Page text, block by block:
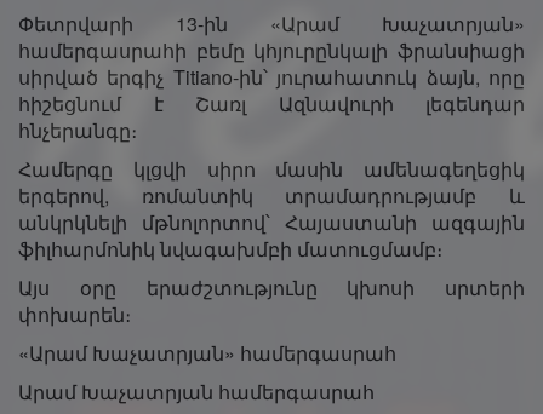
Փետրվարի 13-ին «Արամ Խաչատրյան»
համերգասրահի բեմը կհյուրընկալի ֆրանսիացի
սիրված երգիչ Titiano-ին՝ յուրահատուկ ձայն, որը
հիշեցնում է Շառլ Ազնավուրի լեգենդար
հնչերանգը։
Համերգը կլցվի սիրո մասին ամենագեղեցիկ
երգերով, ռոմանտիկ տրամադրությամբ և
անկրկնելի մթնոլորտով՝ Հայաստանի ազգային
ֆիլհարմոնիկ նվագախմբի մատուցմամբ։
Այս օրը երաժշտությունը կխոսի սրտերի
փոխարեն։
«Արամ Խաչատրյան» համերգասրահ
Արամ Խաչատրյան համերգասրահ